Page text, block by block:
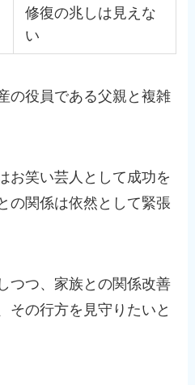
修復の兆しは見えな
い
の役員である父親と複雑
お笑い芸人として成功を
の関係は依然として緊張
つつ、家族との関係改善
その行方を見守りたいと